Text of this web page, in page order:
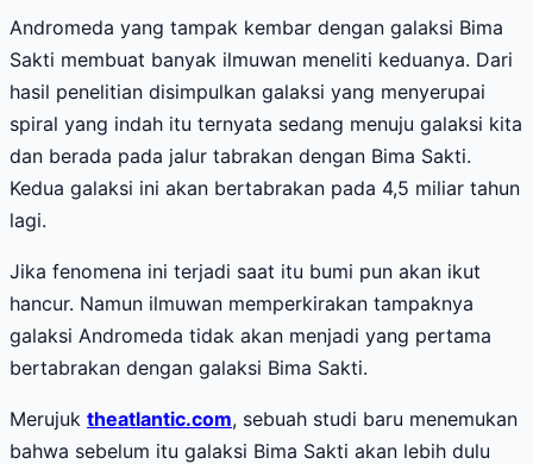
Andromeda yang tampak kembar dengan galaksi Bima
Sakti membuat banyak ilmuwan meneliti keduanya. Dari
hasil penelitian disimpulkan galaksi yang menyerupai
spiral yang indah itu ternyata sedang menuju galaksi kita
dan berada pada jalur tabrakan dengan Bima Sakti.
Kedua galaksi ini akan bertabrakan pada 4,5 miliar tahun
lagi.
Jika fenomena ini terjadi saat itu bumi pun akan ikut
hancur. Namun ilmuwan memperkirakan tampaknya
galaksi Andromeda tidak akan menjadi yang pertama
bertabrakan dengan galaksi Bima Sakti.
Merujuk theatlantic.com, sebuah studi baru menemukan
bahwa sebelum itu galaksi Bima Sakti akan lebih dulu